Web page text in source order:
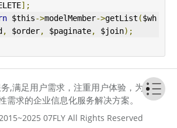
];
$this->modelMember->getList ($wh
, $order, $paginate, $join);
,满足用户需求，注重用户体验，为客户
需求的企业信息化服务解决方案。
07FLY All Rights Reserved